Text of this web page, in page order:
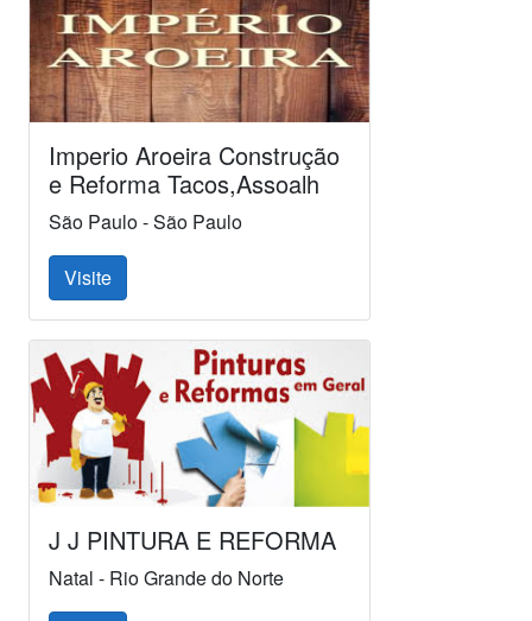
Imperio Aroeira Construção
e Reforma Tacos,Assoalh
São Paulo - São Paulo
Visite
J J PINTURA E REFORMA
Natal - Rio Grande do Norte